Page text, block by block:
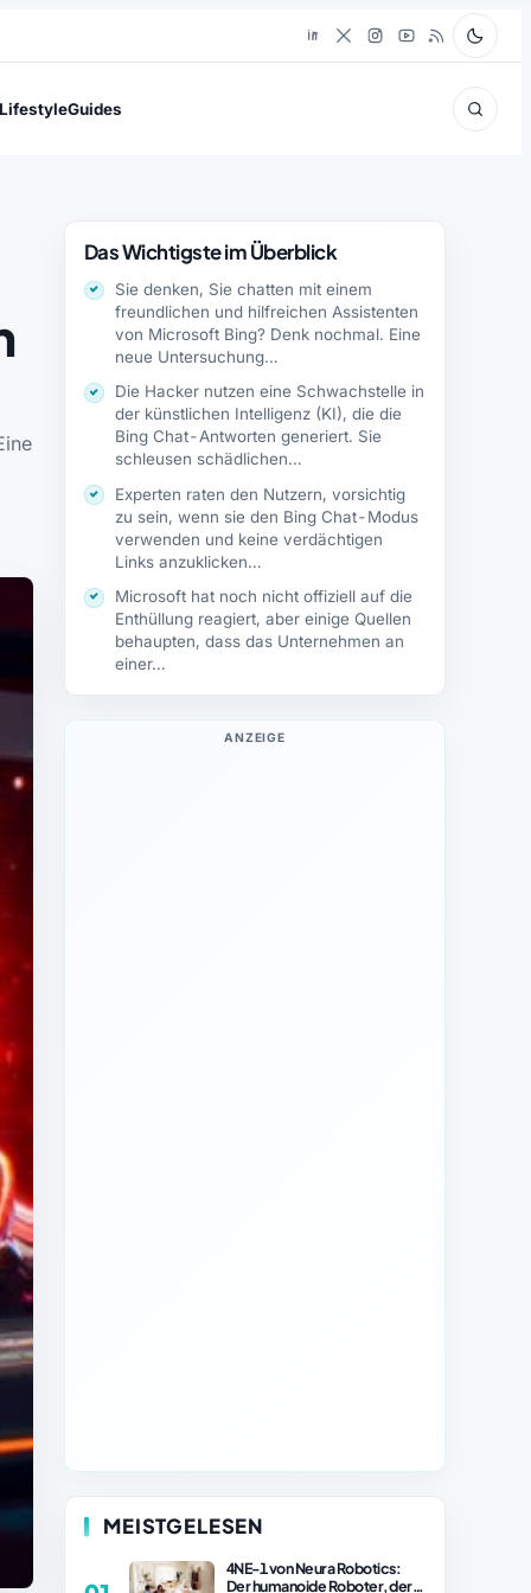
LifestyleGuides
Das Wichtigste im Überblick
Sie denken, Sie chatten mit einem
freundlichen und hilfreichen Assistenten
von Microsoft Bing? Denk nochmal. Eine
neue Untersuchung…
Die Hacker nutzen eine Schwachstelle in
der künstlichen Intelligenz (KI), die die
Bing Chat-Antworten generiert. Sie
schleusen schädlichen…
Experten raten den Nutzern, vorsichtig
zu sein, wenn sie den Bing Chat-Modus
verwenden und keine verdächtigen
Links anzuklicken…
Microsoft hat noch nicht offiziell auf die
Enthüllung reagiert, aber einige Quellen
behaupten, dass das Unternehmen an
einer…
ANZEIGE
MEISTGELESEN
4NE-1 von Neura Robotics:
Der humanoide Roboter, der